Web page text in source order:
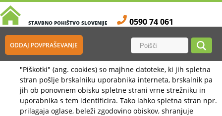
STAVBNO POHIŠTVO SLOVENIJE 0590 74 061
ODDAJ POVPRAŠEVANJE
Kaj so piškotki?
"Piškotki" (ang. cookies) so majhne datoteke, ki jih spletna
stran pošlje brskalniku uporabnika interneta, brskalnik pa
jih ob ponovnem obisku spletne strani vrne strežniku in
uporabnika s tem identificira. Tako lahko spletna stran npr.
prilagaja oglase, beleži zgodovino obiskov, shranjuje